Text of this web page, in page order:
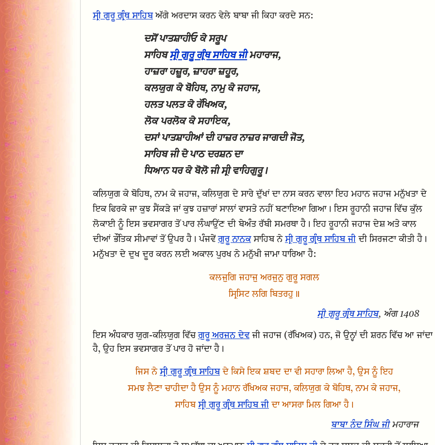
ਸ੍ਰੀ ਗੁਰੂ ਗ੍ਰੰਥ ਸਾਹਿਬਅੱਗੇ ਅਰਦਾਸ ਕਰਨ ਵੇਲੇ ਬਾਬਾ ਜੀ ਕਿਹਾ ਕਰਦੇ ਸਨ:
ਦਸੋਂ ਪਾਤਸ਼ਾਹੀਓ ਕੇ ਸਰੂਪ
ਸਾਹਿਬਸ੍ਰੀ ਗੁਰੂ ਗ੍ਰੰਥ ਸਾਹਿਬ ਜੀਮਹਾਰਾਜ,
ਹਾਜ਼ਰਾ ਹਜ਼ੂਰ, ਜ਼ਾਹਰਾ ਜ਼ਹੂਰ,
ਕਲਯੁਗ ਕੇ ਬੋਹਿਥ, ਨਾਮੁ ਕੇ ਜਹਾਜ,
ਹਲਤ ਪਲਤ ਕੇ ਰੱਖਿਅਕ,
ਲੋਕ ਪਰਲੋਕ ਕੇ ਸਹਾਇਕ,
ਦਸਾਂ ਪਾਤਸ਼ਾਹੀਆਂ ਦੀ ਹਾਜ਼ਰ ਨਾਜ਼ਰ ਜਾਗਦੀ ਜੋਤ,
ਸਾਹਿਬ ਜੀ ਦੇ ਪਾਠ ਦਰਸ਼ਨ ਦਾ
ਧਿਆਨ ਧਰ ਕੇ ਬੋਲੋ ਜੀ ਸ੍ਰੀ ਵਾਹਿਗੁਰੂ।
ਕਲਿਯੁਗ ਕੇ ਬੋਹਿਥ, ਨਾਮ ਕੇ ਜਹਾਜ, ਕਲਿਯੁਗ ਦੇ ਸਾਰੇ ਦੁੱਖਾਂ ਦਾ ਨਾਸ ਕਰਨ ਵਾਲਾ ਇਹ ਮਹਾਨ ਜਹਾਜ ਮਨੁੱਖਤਾ ਦੇ
ਇਕ ਫਿਰਕੇ ਜਾ ਕੁਝ ਸੈਂਕੜੇ ਜਾਂ ਕੁਝ ਹਜ਼ਾਰਾਂ ਸਾਲਾਂ ਵਾਸਤੇ ਨਹੀਂ ਬਣਾਇਆ ਗਿਆ। ਇਸ ਰੂਹਾਨੀ ਜਹਾਜ ਵਿੱਚ ਕੁੱਲ
ਲੋਕਾਈ ਨੂੰ ਇਸ ਭਵਸਾਗਰ ਤੋਂ ਪਾਰ ਲੰਘਾਉਂਣ ਦੀ ਬੇਅੰਤ ਰੱਬੀ ਸਮਰਥਾ ਹੈ। ਇਹ ਰੂਹਾਨੀ ਜਹਾਜ ਦੇਸ਼ ਅਤੇ ਕਾਲ
ਦੀਆਂ ਭੌਤਿਕ ਸੀਮਾਵਾਂ ਤੋਂ ਉਪਰ ਹੈ। ਪੰਜਵੇਂਗੁਰੂ ਨਾਨਕਸਾਹਿਬ ਨੇ ਸ੍ਰੀ ਗੁਰੂ ਗ੍ਰੰਥ ਸਾਹਿਬ ਜੀਦੀ ਸਿਰਜਣਾ ਕੀਤੀ ਹੈ।
ਮਨੁੱਖਤਾ ਦੇ ਦੁਖ ਦੂਰ ਕਰਨ ਲਈ ਅਕਾਲ ਪੁਰਖ ਨੇ ਮਨੁੱਖੀ ਜਾਮਾ ਧਾਰਿਆ ਹੈ:
ਕਲਜੁਗਿ ਜਹਾਜੁ ਅਰਜੁਨੁ ਗੁਰੂ ਸਗਲ
ਸ੍ਰਿਸਿਟ ਲਗਿ ਬਿਤਰਹੁ॥
ਸ੍ਰੀ ਗੁਰੂ ਗ੍ਰੰਥ ਸਾਹਿਬ, ਅੰਗ 1408
ਇਸ ਅੰਧਕਾਰ ਯੁਗ-ਕਲਿਯੁਗ ਵਿੱਚਗੁਰੂ ਅਰਜਨ ਦੇਵਜੀ ਜਹਾਜ (ਰੱਖਿਅਕ) ਹਨ, ਜੋ ਉਨ੍ਹਾਂ ਦੀ ਸ਼ਰਨ ਵਿੱਚ ਆ ਜਾਂਦਾ
ਹੈ, ਉਹ ਇਸ ਭਵਸਾਗਰ ਤੋਂ ਪਾਰ ਹੋ ਜਾਂਦਾ ਹੈ।
ਜਿਸ ਨੇ ਸ੍ਰੀ ਗੁਰੂ ਗ੍ਰੰਥ ਸਾਹਿਬਦੇ ਕਿਸੇ ਇਕ ਸ਼ਬਦ ਦਾ ਵੀ ਸਹਾਰਾ ਲਿਆ ਹੈ, ਉਸ ਨੂੰ ਇਹ
ਸਮਝ ਲੈਣਾ ਚਾਹੀਦਾ ਹੈ ਉਸ ਨੂੰ ਮਹਾਨ ਰੱਖਿਅਕ ਜਹਾਜ, ਕਲਿਯੁਗ ਕੇ ਬੋਹਿਥ, ਨਾਮ ਕੇ ਜਹਾਜ,
ਸਾਹਿਬ ਸ੍ਰੀ ਗੁਰੂ ਗ੍ਰੰਥ ਸਾਹਿਬ ਜੀਦਾ ਆਸਰਾ ਮਿਲ ਗਿਆ ਹੈ।
ਬਾਬਾ ਨੰਦ ਸਿੰਘ ਜੀਮਹਾਰਾਜ